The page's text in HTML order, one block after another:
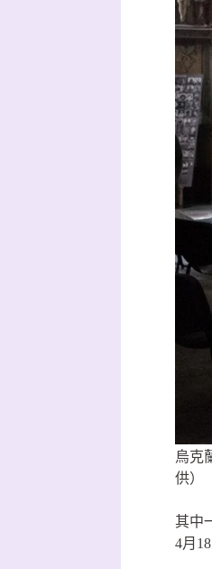
烏克
供）
其中
4月